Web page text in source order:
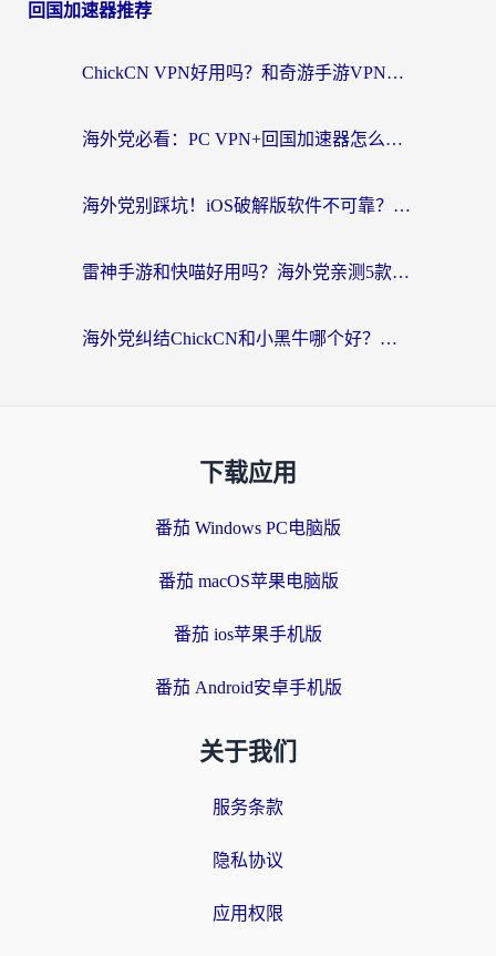
回国加速器推荐
ChickCN VPN好用吗？和奇游手游VPN对比哪个回国效果更好？海外党亲测实用指南
海外党必看：PC VPN+回国加速器怎么选？无缝访问国内资源全攻略
海外党别踩坑！iOS破解版软件不可靠？教你选对回国加速器无缝看国内资源
雷神手游和快喵好用吗？海外党亲测5款回国加速器，附斧牛Bling对比+微信视频号解决办法
海外党纠结ChickCN和小黑牛哪个好？一篇帮你选对回国加速器的实用指南
下载应用
番茄 Windows PC电脑版
番茄 macOS苹果电脑版
番茄 ios苹果手机版
番茄 Android安卓手机版
关于我们
服务条款
隐私协议
应用权限